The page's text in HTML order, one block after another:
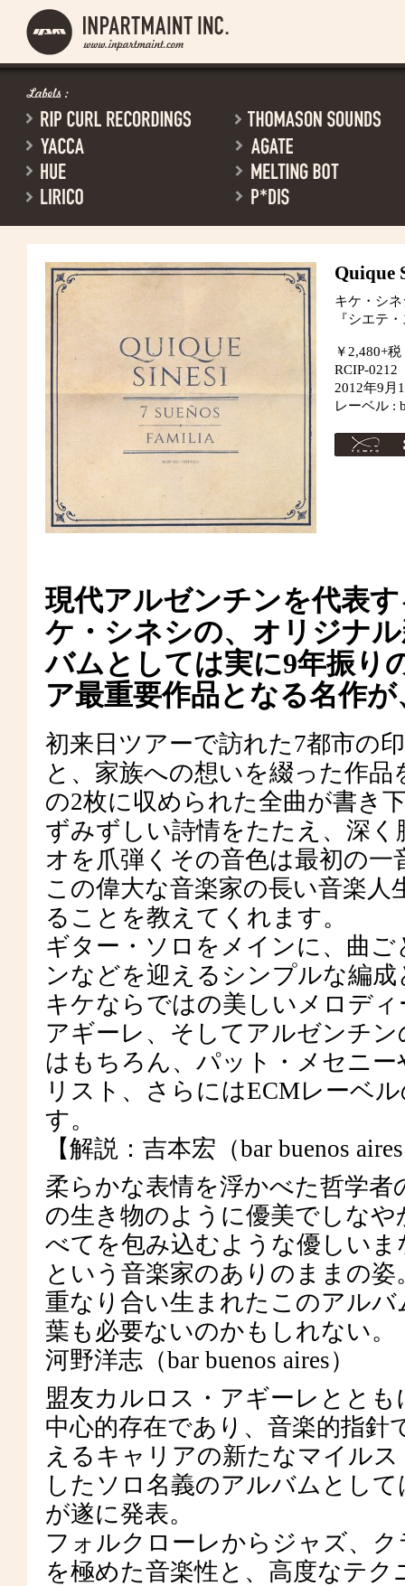
Quique
キケ・シネ
『シエテ
￥2,480+税
RCIP-0212
2012年9月
レーベル :
現代アルゼンチンを代表
ケ・シネシの、オリジナ
バムとしては実に9年振り
ア最重要作品となる名作
初来日ツアーで訪れた7都市の
と、家族への想いを綴った作
の2枚に収められた全曲が書き
ずみずしい詩情をたたえ、深
オを爪弾くその音色は最初の
この偉大な音楽家の長い音楽
ることを教えてくれます。
ギター・ソロをメインに、曲
ンなどを迎えるシンプルな編
キケならではの美しいメロデ
アギーレ、そしてアルゼンチ
はもちろん、パット・メセニ
リスト、さらにはECMレーベ
す。
【解説：吉本宏（bar buenos
柔らかな表情を浮かべた哲学
の生き物のように優美でしな
べてを包み込むような優しい
という音楽家のありのままの
重なり合い生まれたこのアル
葉も必要ないのかもしれない。
河野洋志（bar buenos aires）
盟友カルロス・アギーレとと
中心的存在であり、音楽的指
えるキャリアの新たなマイル
したソロ名義のアルバムとし
が遂に発表。
フォルクローレからジャズ、
を極めた音楽性と、高度なテ